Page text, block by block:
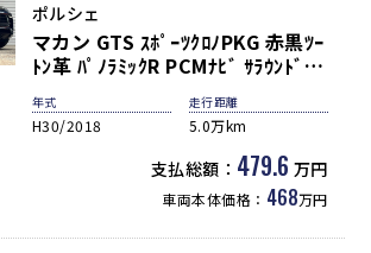
ポルシェ
マカン GTS ｽﾎﾟｰﾂｸﾛﾉPKG 赤黒ﾂｰ
ﾄﾝ革 ﾊﾟﾉﾗﾐｯｸR PCMﾅﾋﾞ ｻﾗｳﾝﾄﾞﾋﾞ
ｭｰｶﾒﾗ AppleCarPlay 前席ｼｰﾄﾋｰﾀ
ｰ PDLS+付LEDﾍｯﾄﾞﾗｲﾄ 電動Rｹﾞｰ
ﾄ ｵｰﾄﾊｲﾋﾞｰﾑ ACC LDW 3ｿﾞｰﾝAC
PASM付ｴｱｻｽ ｽﾎﾟｰﾂｴｸﾞｿﾞｰｽﾄ 赤ｷｬ
ﾘﾊﾟｰ ｴﾝﾄﾘｰD GTS専用ｴｱﾛ&20AW
年式
H30/2018
走行距離
5.0万km
支払総額： 479.6 万円
車両本体価格： 468万円